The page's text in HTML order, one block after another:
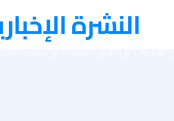
النشرة